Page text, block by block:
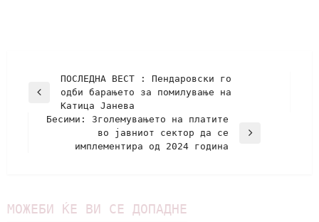
ПОСЛЕДНА ВЕСТ : Пендаровски го
одби барањето за помилување на
Катица Јанева
Бесими: Зголемувањето на платите
во јавниот сектор да се
имплементира од 2024 година
МОЖЕБИ ЌЕ ВИ СЕ ДОПАДНЕ